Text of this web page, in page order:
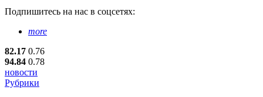
Подпишитесь на нас в соцсетях:
more
82.17 0.76
94.84 0.78
новости
Рубрики